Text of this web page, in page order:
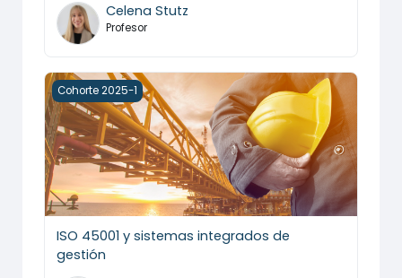
Celena Stutz
Profesor
ISO 45001 y sistemas integrados de gestión
Cohorte 2025-1
ISO 45001 y sistemas integrados de
gestión